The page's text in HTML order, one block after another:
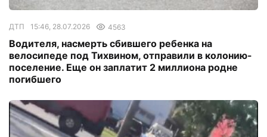
ДТП 15:46, 28.07.2026 4563
Водителя, насмерть сбившего ребенка на
велосипеде под Тихвином, отправили в колонию-
поселение. Еще он заплатит 2 миллиона родне
погибшего